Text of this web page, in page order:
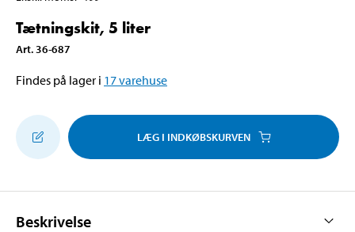
Tætningskit, 5 liter
Art. 36-687
Findes på lager i 17varehuse
LÆG I INDKØBSKURVEN
Beskrivelse